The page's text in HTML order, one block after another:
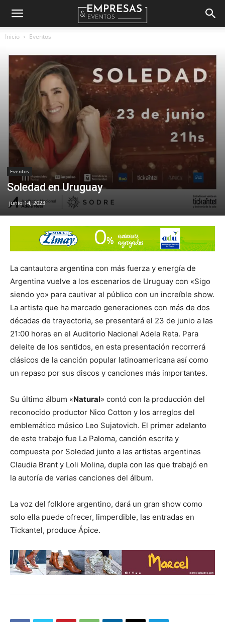
Empresas
Eventos
Inicio Eventos
Eventos
Soledad en Uruguay
junio 14, 2023
La cantautora argentina con más fuerza y energía de
Argentina vuelve a los escenarios de Uruguay con «Sigo
siendo yo» para cautivar al público con un increíble show.
La artista que ha marcado generaciones con más de dos
décadas de trayectoria, se presentará el 23 de junio a las
21:00 horas en el Auditorio Nacional Adela Reta. Para
deleite de los sentidos, en esta presentación recorrerá
clásicos de la canción popular latinoamericana así como
un repaso por sus discos y canciones más importantes.
Su último álbum «Natural» contó con la producción del
reconocido productor Nico Cotton y los arreglos del
emblemático músico Leo Sujatovich. El primer adelanto
de este trabajo fue La Paloma, canción escrita y
compuesta por Soledad junto a las artistas argentinas
Claudia Brant y Loli Molina, dupla con las que trabajó en
la autoría de varias canciones del álbum.
La voz del folklore argentino, dará un gran show como
solo ella puede ofrecer, limperdible, las entradas en
Tickantel, produce Ápice.